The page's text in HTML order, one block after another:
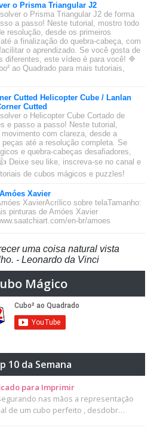
o Prisma Triangular J2
o Prisma Triangular J2 de forma
a passo! Neste tutorial, mostro todo
resolução, desde os primeiros
a finalização do quebra-cabeça, com
o aprendizado. Se você gosta de
diferentes, este vídeo é para você! 🔷
ao Quadrado para mais tutoriais,
Cutted Helicopter Cube / Lanlan
Cutted
o Helicopter Cube Cortado de
e passo a passo! Neste tutorial,
com clareza, desde a
até a resolução completa. Se
e quebra-cabeças desafiadores,
Deixe seu like, inscreva-se no canal e
de cubos mágicos e puzzles!
Xavier
XavierAcrílico sobre telaTamanho:
pinturas de Amóes Xavier
en-br/amoes
uma coisa natural vista
- Leonardo da Vinci
Mágico
10 da Semana
para Imprimir
nas mãos a representação
de um cubo perfeito , desdobr…